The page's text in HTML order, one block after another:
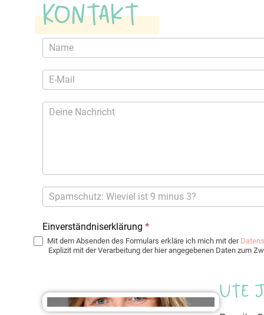
Kontakt
Kontaktformular
Einverständniserklärung *
Mit dem Absenden des Formulars erkläre ich mich mit der
Explizit mit der Verarbeitung der hier angegebenen Daten zum
Ute